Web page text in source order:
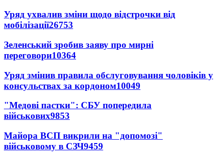
Уряд ухвалив зміни щодо відстрочки від
мобілізації26753
Зеленський зробив заяву про мирні
переговори10364
Уряд змінив правила обслуговування чоловіків у
консульствах за кордоном10049
"Медові пастки": СБУ попередила
військових9853
Майора ВСП викрили на "допомозі"
військовому в СЗЧ9459